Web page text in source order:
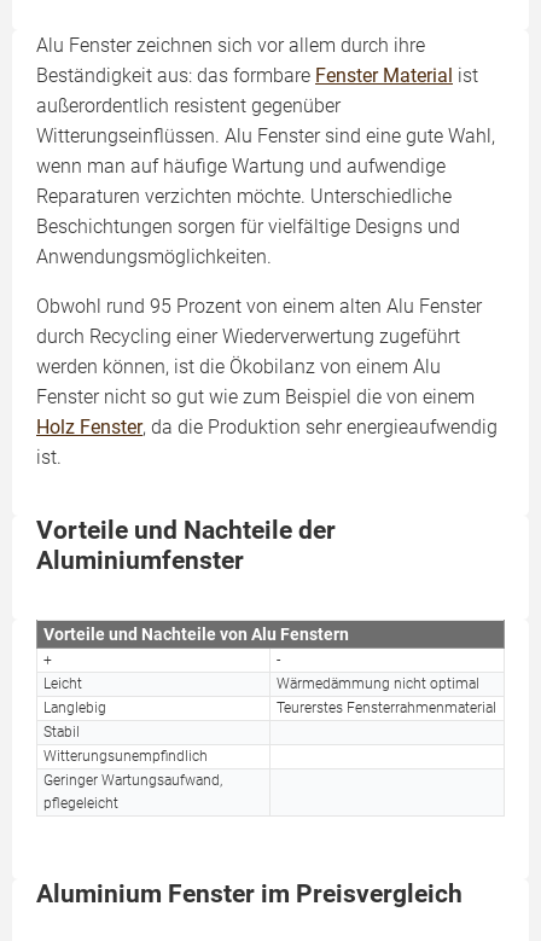
Alu Fenster zeichnen sich vor allem durch ihre
Beständigkeit aus: das formbare Fenster Material ist
außerordentlich resistent gegenüber
Witterungseinflüssen. Alu Fenster sind eine gute Wahl,
wenn man auf häufige Wartung und aufwendige
Reparaturen verzichten möchte. Unter­schiedliche
Beschichtungen sorgen für vielfältige Designs und
Anwendungs­möglichkeiten.
Obwohl rund 95 Prozent von einem alten Alu Fenster
durch Recycling einer Wieder­verwertung zugeführt
werden können, ist die Ökobilanz von einem Alu
Fenster nicht so gut wie zum Beispiel die von einem
Holz Fenster, da die Produktion sehr energieaufwendig
ist.
Vorteile und Nachteile der
Aluminiumfenster
Vorteile und Nachteile von Alu Fenstern
+
-
Leicht
Wärmedämmung nicht optimal
Langlebig
Teurerstes Fensterrahmenmaterial
Stabil
Witterungsunempfindlich
Geringer Wartungsaufwand,
pflegeleicht
Aluminium Fenster im Preisvergleich